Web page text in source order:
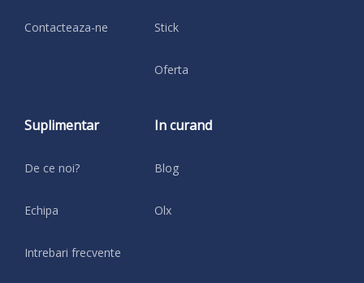
Contacteaza-ne Stick
Oferta
Suplimentar
De ce noi?
Echipa
Intrebari frecvente
In curand
Blog
Olx